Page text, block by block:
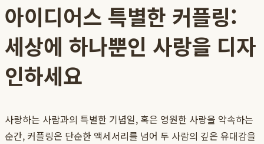
아이디어스 특별한 커플링:
세상에 하나뿐인 사랑을 디자
인하세요
사랑하는 사람과의 특별한 기념일, 혹은 영원한 사랑을 약속하는
순간, 커플링은 단순한 액세서리를 넘어 두 사람의 깊은 유대감을